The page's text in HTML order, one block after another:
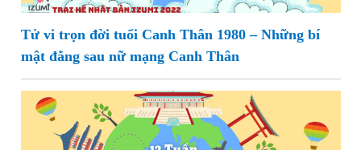
Tử vi trọn đời tuổi Canh Thân 1980 – Những bí
mật đằng sau nữ mạng Canh Thân